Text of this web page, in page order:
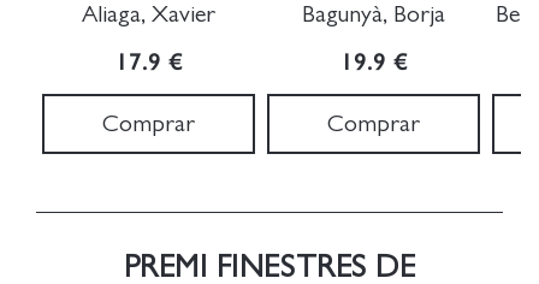
Aliaga, Xavier
17.9 €
Comprar
Bagunyà, Borja
19.9 €
Comprar
PREMI FINESTRES DE